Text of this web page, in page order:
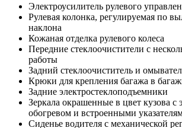
Электроусилитель рулевого
Рулевая колонка, регулируемая по
наклона
Кожаная отделка рулевого колеса
Передние стеклоочистители с
работы
Задний стеклоочиститель и
Крюки для крепления багажа в
Задние электростеклоподъемники
Зеркала окрашенные в цвет кузова с
обогревом и встроенными
Сиденье водителя с механической